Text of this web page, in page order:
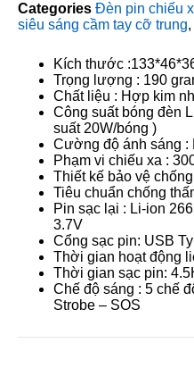
Categories Đèn pin chiếu
siêu sáng cầm tay cỡ trung,
Kích thước :
Trọng lượng : 190
Chất liệu : Hợp kim
Công suất bóng đèn
suất 20W/bóng )
Cường độ ánh sáng :
Phạm vi chiếu xa :
Thiết kế bảo vệ
Tiêu chuẩn chống
Pin sạc lại : Li-ion
3.7V
Cổng sạc pin: USB
Thời gian hoạt động
Thời gian sạc pin:
Chế độ sáng : 5 chế
Strobe – SOS